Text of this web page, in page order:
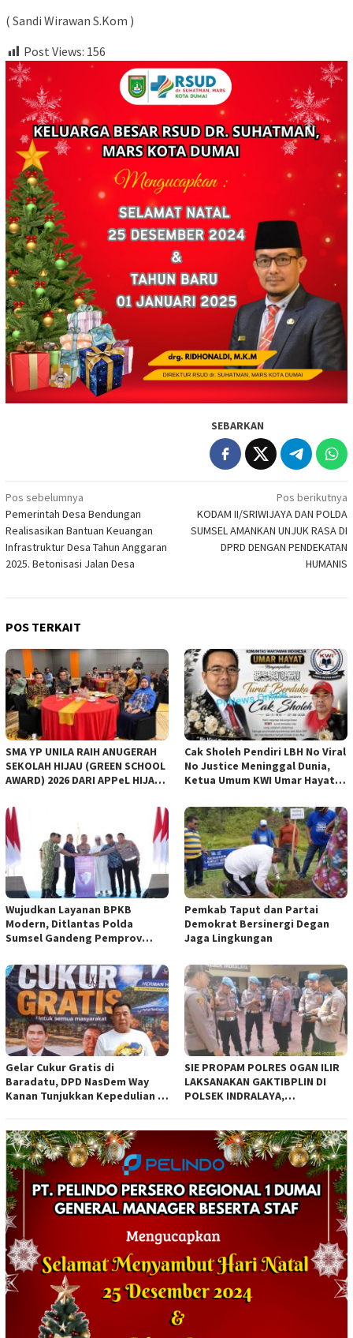
( Sandi Wirawan S.Kom )
Post Views: 156
SEBARKAN
Navigasi
pos
Pos sebelumnya
Pemerintah Desa Bendungan
Realisasikan Bantuan Keuangan
Infrastruktur Desa Tahun Anggaran
2025. Betonisasi Jalan Desa
Pos berikutnya
KODAM II/SRIWIJAYA DAN POLDA
SUMSEL AMANKAN UNJUK RASA DI
DPRD DENGAN PENDEKATAN
HUMANIS
POS TERKAIT
SMA YP UNILA RAIH ANUGERAH
SEKOLAH HIJAU (GREEN SCHOOL
AWARD) 2026 DARI APPeL HIJAU
Cak Sholeh Pendiri LBH No Viral
No Justice Meninggal Dunia,
Ketua Umum KWI Umar Hayat
Wujudkan Layanan BPKB
Modern, Ditlantas Polda
Sumsel Gandeng Pemprov
Pemkab Taput dan Partai
Demokrat Bersinergi Degan
Jaga Lingkungan
Gelar Cukur Gratis di
Baradatu, DPD NasDem Way
Kanan Tunjukkan Kepedulian di
SIE PROPAM POLRES OGAN ILIR
LAKSANAKAN GAKTIBPLIN DI
POLSEK INDRALAYA,
PERSONEL POLRI*